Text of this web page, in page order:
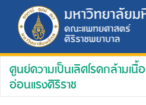
ศูนย์ความเป็นเลิศโรคกล้ามเนื้อ
อ่อนแรงศิริราช